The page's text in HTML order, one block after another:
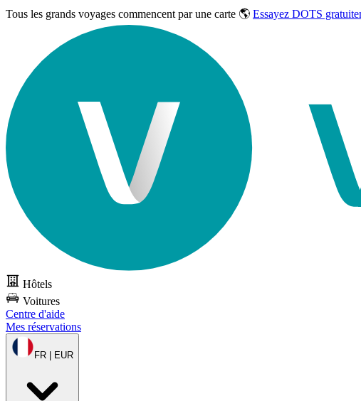
Tous les grands voyages commencent par une carte 🌎 Essayez DOTS
Hôtels
Voitures
Centre d'aide
Mes réservations
FR | EUR